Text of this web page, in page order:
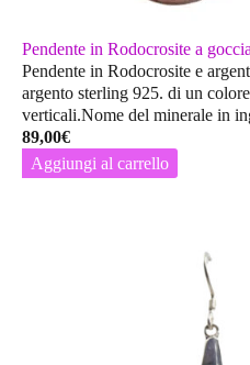
Pendente in Rodocrosite a
Pendente in Rodocrosite e
argento sterling 925. di un
verticali.Nome del minerale in
89,00€
Aggiungi al carrello